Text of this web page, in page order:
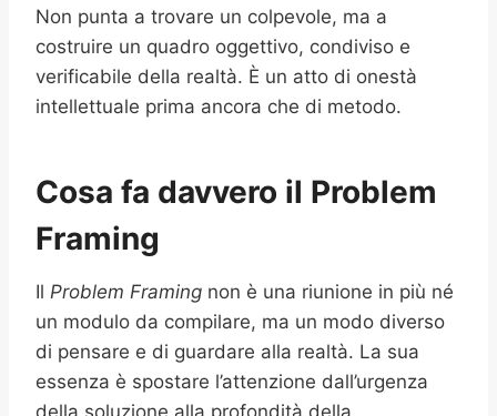
Non punta a trovare un colpevole, ma a
costruire un quadro oggettivo, condiviso e
verificabile della realtà. È un atto di onestà
intellettuale prima ancora che di metodo.
Cosa fa davvero il Problem
Framing
Il Problem Framing non è una riunione in più né
un modulo da compilare, ma un modo diverso
di pensare e di guardare alla realtà. La sua
essenza è spostare l’attenzione dall’urgenza